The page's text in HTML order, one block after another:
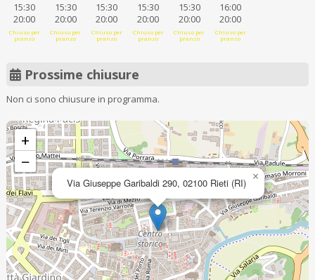
15:30
20:00
Chiuso per
pranzo
15:30
20:00
Chiuso per
pranzo
15:30
20:00
Chiuso per
pranzo
15:30
20:00
Chiuso per
pranzo
15:30
20:00
Chiuso per
pranzo
16:00
20:00
Chiuso per
pranzo
Prossime chiusure
Non ci sono chiusure in programma.
Via Giuseppe Garibaldi 290, 02100 Rieti (RI) ×
+
−